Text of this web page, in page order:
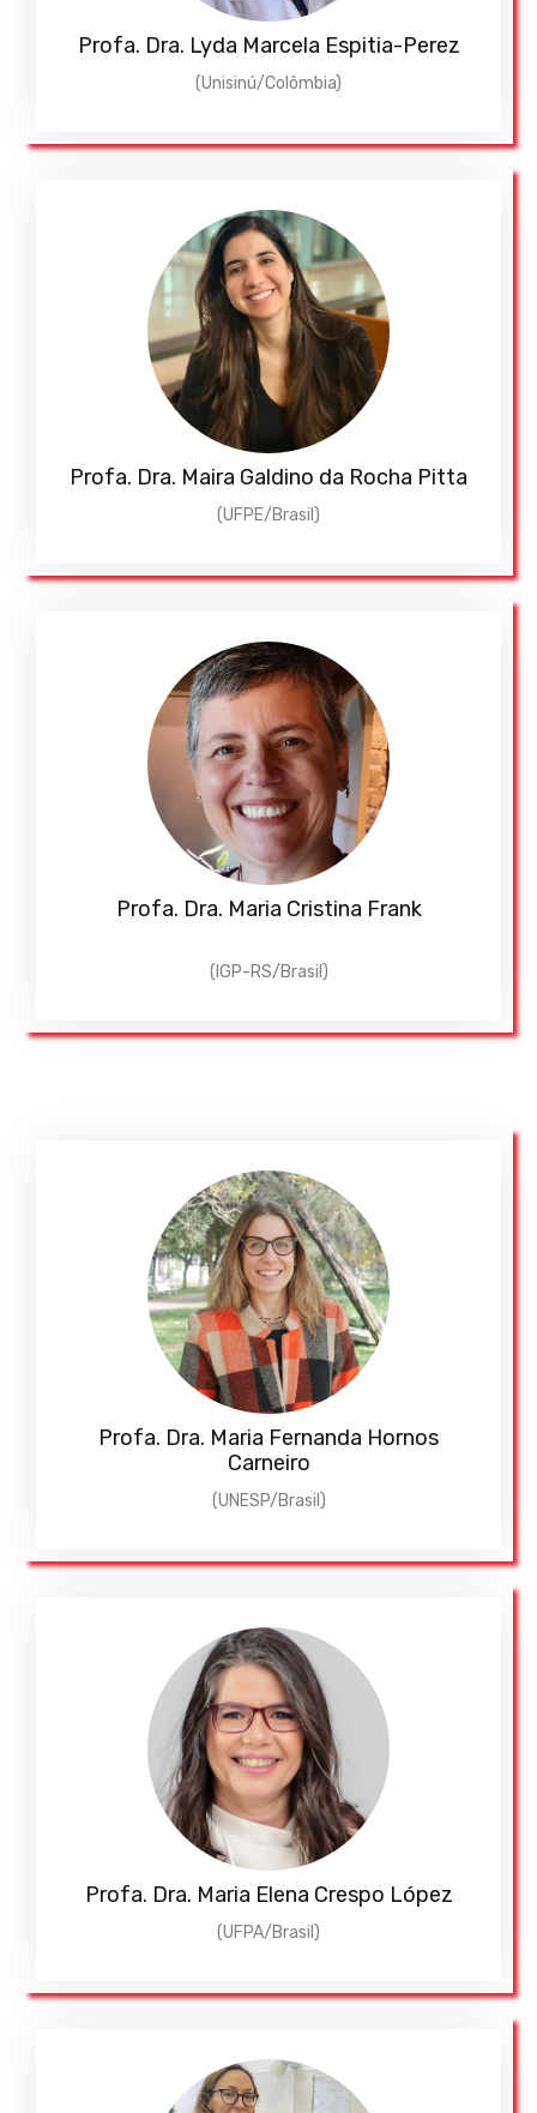
Profa. Dra. Lyda Marcela Espitia-Perez
(Unisinú/Colômbia)
Profa. Dra. Maira Galdino da Rocha Pitta
(UFPE/Brasil)
Profa. Dra. Maria Cristina Frank
(IGP-RS/Brasil)
Profa. Dra. Maria Fernanda Hornos
Carneiro
(UNESP/Brasil)
Profa. Dra. Maria Elena Crespo López
(UFPA/Brasil)